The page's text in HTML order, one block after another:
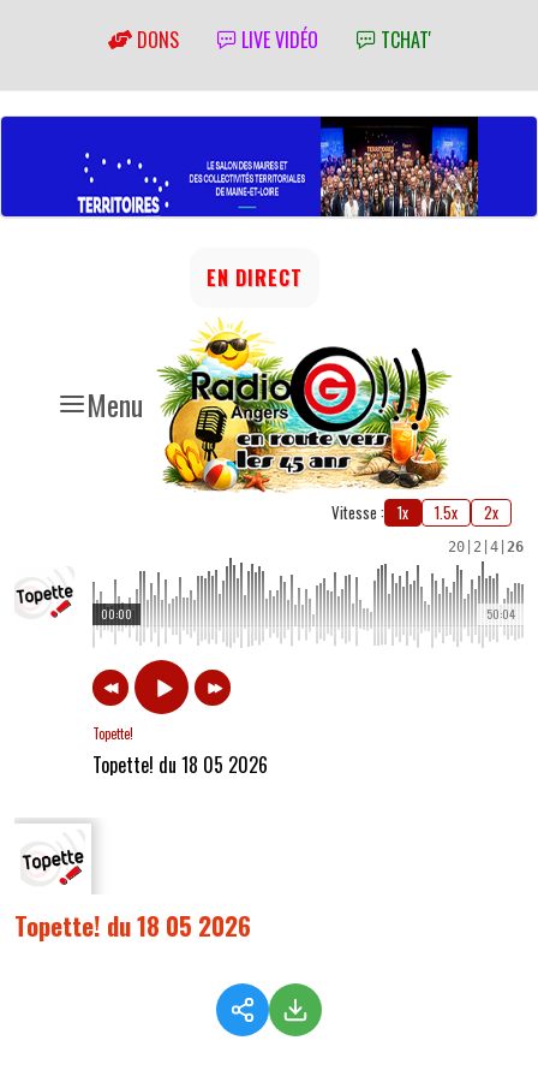
DONS LIVE VIDÉO TCHAT'
Menu
EN DIRECT
Vitesse : 1x 1.5x 2x
20 2 4 26
50:04
00:00
Topette!
Topette! du 18 05 2026
Topette! du 18 05 2026